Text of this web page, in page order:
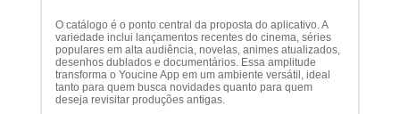
O catálogo é o ponto central da proposta do aplicativo. A
variedade inclui lançamentos recentes do cinema, séries
populares em alta audiência, novelas, animes atualizados,
desenhos dublados e documentários. Essa amplitude
transforma o Youcine App em um ambiente versátil, ideal
tanto para quem busca novidades quanto para quem
deseja revisitar produções antigas.